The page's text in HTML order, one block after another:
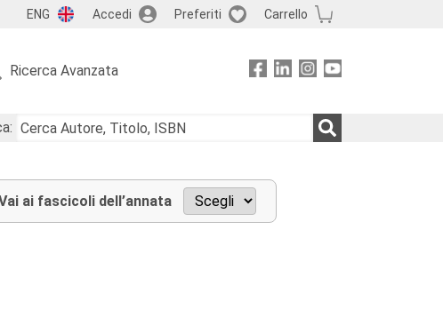
ENG Accedi Preferiti Carrello
Ricerca Avanzata
ai fascicoli dell’annata